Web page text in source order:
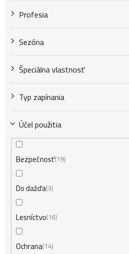
Profesia
Sezóna
Špeciálna vlastnosť
Typ zapínania
Účel použitia
Bezpečnosť 19
Do dažďa3
Lesníctvo 16
Ochrana 14